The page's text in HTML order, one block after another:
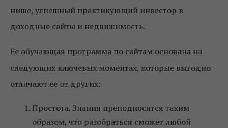
нише, успешный практикующий инвестор в
доходные сайты и недвижимость.
Ее обучающая программа по сайтам основана на
следующих ключевых моментах, которые выгодно
отличают ее от других:
Простота. Знания преподносятся таким
образом, что разобраться сможет любой